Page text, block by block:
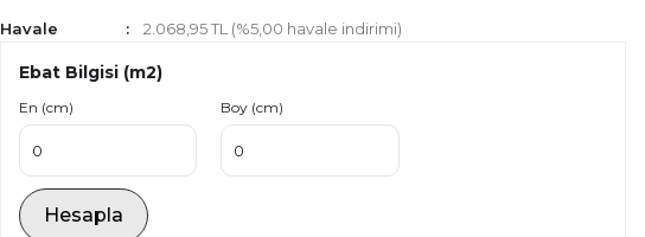
Havale 2.068,95 TL (%5,00 havale indirimi)
Ebat Bilgisi (m2)
En (cm) Boy (cm)
Hesapla